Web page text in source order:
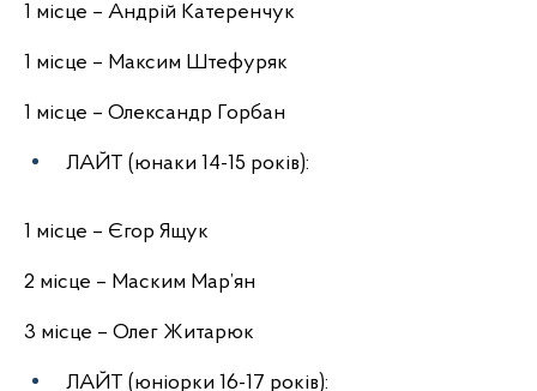
1 місце – Андрій Катеренчук
1 місце – Максим Штефуряк
1 місце – Олександр Горбан
ЛАЙТ (юнаки 14-15 років):
1 місце – Єгор Ящук
2 місце – Маским Мар’ян
3 місце – Олег Житарюк
ЛАЙТ (юніорки 16-17 років):